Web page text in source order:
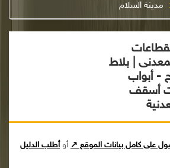
مدينة السلام
| بلاط
- أبواب
أسقف
على كامل بيانات الموقع ↗ أوأطلب الدليل